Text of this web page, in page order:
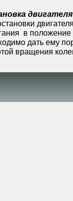
двигателя
в положение
дать ему
вpащения